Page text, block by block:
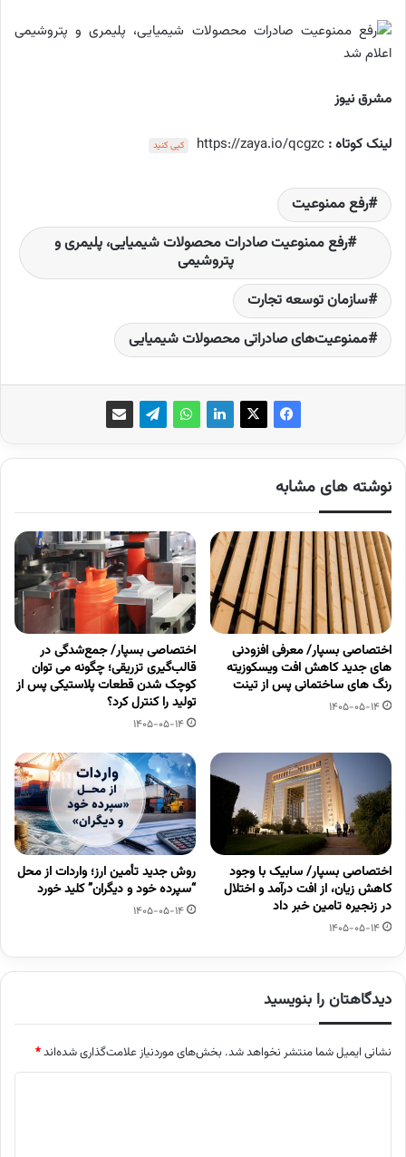
مشرق نیوز
لینک کوتاه : https://zaya.io/qcgzc کپی کنید
رفع ممنوعیت
رفع ممنوعیت صادرات محصولات شیمیایی، پلیمری و
پتروشیمی
سازمان توسعه تجارت
ممنوعیت‌های صادراتی محصولات شیمیایی
نوشته های مشابه
اختصاصی بسپار/ معرفی افزودنی
های جدید کاهش افت ویسکوزیته
رنگ های ساختمانی پس از تینت
1405-05-14
اختصاصی بسپار/ جمع‌شدگی در
قالب‌گیری تزریقی؛ چگونه می توان
کوچک شدن قطعات پلاستیکی پس از
تولید را کنترل کرد؟
1405-05-14
اختصاصی بسپار/ سابیک با وجود
کاهش زیان، از افت درآمد و اختلال
در زنجیره تامین خبر داد
1405-05-14
روش جدید تأمین ارز؛ واردات از محل
“سپرده خود و دیگران” کلید خورد
1405-05-14
دیدگاهتان را بنویسید
نشانی ایمیل شما منتشر نخواهد شد. بخش‌های موردنیاز علامت‌گذاری شده‌اند*